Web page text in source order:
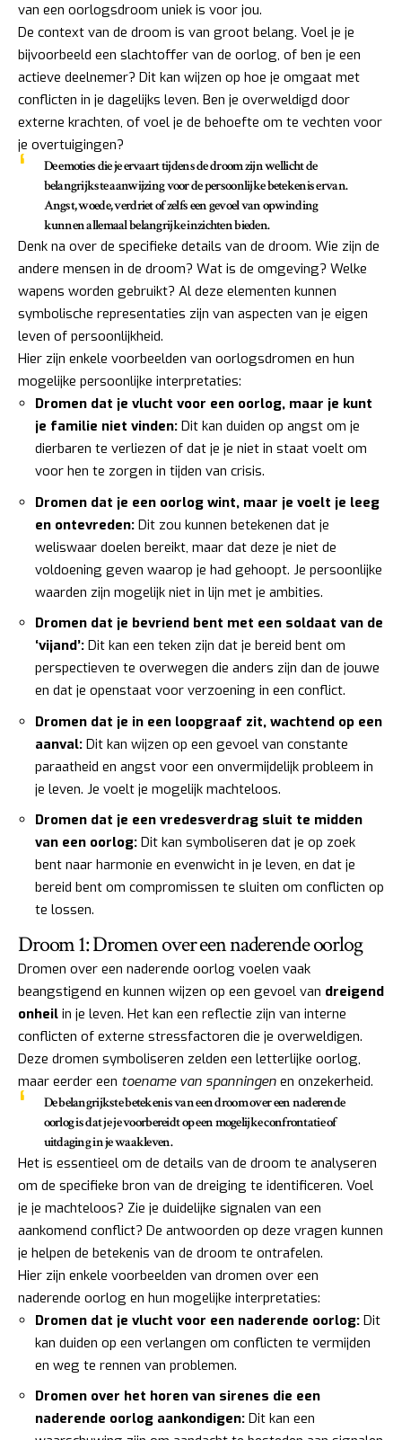
van een oorlogsdroom uniek is voor jou.
De context van de droom is van groot belang. Voel je je
bijvoorbeeld een slachtoffer van de oorlog, of ben je een
actieve deelnemer? Dit kan wijzen op hoe je omgaat met
conflicten in je dagelijks leven. Ben je overweldigd door
externe krachten, of voel je de behoefte om te vechten voor
je overtuigingen?
De emoties die je ervaart tijdens de droom zijn wellicht de
belangrijkste aanwijzing voor de persoonlijke betekenis ervan.
Angst, woede, verdriet of zelfs een gevoel van opwinding
kunnen allemaal belangrijke inzichten bieden.
Denk na over de specifieke details van de droom. Wie zijn de
andere mensen in de droom? Wat is de omgeving? Welke
wapens worden gebruikt? Al deze elementen kunnen
symbolische representaties zijn van aspecten van je eigen
leven of persoonlijkheid.
Hier zijn enkele voorbeelden van oorlogsdromen en hun
mogelijke persoonlijke interpretaties:
Dromen dat je vlucht voor een oorlog, maar je kunt
je familie niet vinden: Dit kan duiden op angst om je
dierbaren te verliezen of dat je je niet in staat voelt om
voor hen te zorgen in tijden van crisis.
Dromen dat je een oorlog wint, maar je voelt je leeg
en ontevreden: Dit zou kunnen betekenen dat je
weliswaar doelen bereikt, maar dat deze je niet de
voldoening geven waarop je had gehoopt. Je persoonlijke
waarden zijn mogelijk niet in lijn met je ambities.
Dromen dat je bevriend bent met een soldaat van de
‘vijand’: Dit kan een teken zijn dat je bereid bent om
perspectieven te overwegen die anders zijn dan de jouwe
en dat je openstaat voor verzoening in een conflict.
Dromen dat je in een loopgraaf zit, wachtend op een
aanval: Dit kan wijzen op een gevoel van constante
paraatheid en angst voor een onvermijdelijk probleem in
je leven. Je voelt je mogelijk machteloos.
Dromen dat je een vredesverdrag sluit te midden
van een oorlog: Dit kan symboliseren dat je op zoek
bent naar harmonie en evenwicht in je leven, en dat je
bereid bent om compromissen te sluiten om conflicten op
te lossen.
Droom 1: Dromen over een naderende oorlog
Dromen over een naderende oorlog voelen vaak
beangstigend en kunnen wijzen op een gevoel van dreigend
onheil in je leven. Het kan een reflectie zijn van interne
conflicten of externe stressfactoren die je overweldigen.
Deze dromen symboliseren zelden een letterlijke oorlog,
maar eerder een toename van spanningen en onzekerheid.
De belangrijkste betekenis van een droom over een naderende
oorlog is dat je je voorbereidt op een mogelijke confrontatie of
uitdaging in je waakleven.
Het is essentieel om de details van de droom te analyseren
om de specifieke bron van de dreiging te identificeren. Voel
je je machteloos? Zie je duidelijke signalen van een
aankomend conflict? De antwoorden op deze vragen kunnen
je helpen de betekenis van de droom te ontrafelen.
Hier zijn enkele voorbeelden van dromen over een
naderende oorlog en hun mogelijke interpretaties:
Dromen dat je vlucht voor een naderende oorlog: Dit
kan duiden op een verlangen om conflicten te vermijden
en weg te rennen van problemen.
Dromen over het horen van sirenes die een
naderende oorlog aankondigen: Dit kan een